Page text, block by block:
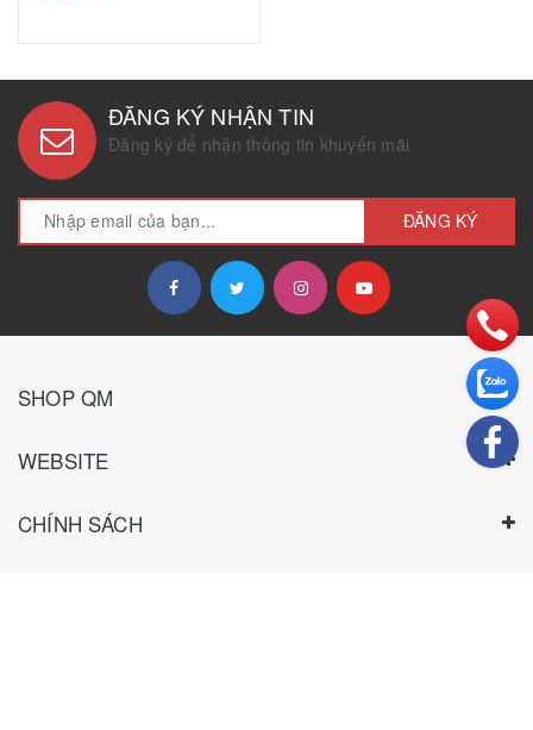
ĐĂNG KÝ NHẬN TIN
Đăng ký để nhận thông tin khuyến mãi
ĐĂNG KÝ
SHOP QM
WEBSITE
CHÍNH SÁCH